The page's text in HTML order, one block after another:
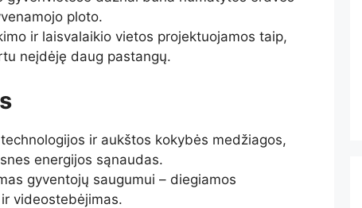
ploto.
ir laisvalaikio vietos projektuojamos taip,
neįdėję daug pastangų.
ir aukštos kokybės medžiagos,
energijos sąnaudas.
gyventojų saugumui – diegiamos
videostebėjimas.